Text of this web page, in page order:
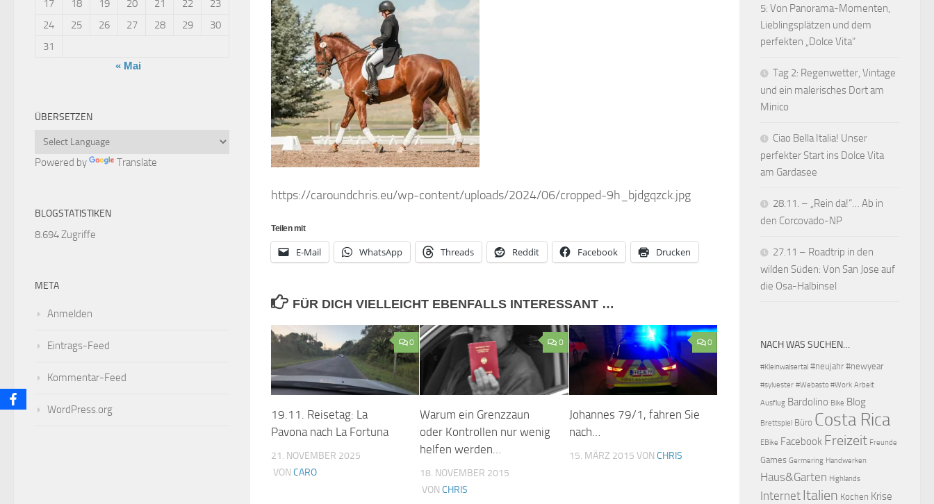
https://caroundchris.eu/wp-content/uploads/2024/06/cropped-9h_bjdgqzck.jpg
Teilen mit
E-Mail WhatsApp Threads Reddit Facebook Drucken
FÜR DICH VIELLEICHT EBENFALLS INTERESSANT …
0
19.11. Reisetag: La
Pavona nach La Fortuna
21. NOVEMBER 2025
VON CARO
0
Warum ein Grenzzaun
oder Kontrollen nur wenig
helfen werden…
18. NOVEMBER 2015
VONCHRIS
0
Johannes 79/1, fahren Sie
nach…
15. MÄRZ 2015 VON CHRIS
17
18 19 20 21 22
23
24
25 26 27 28 29
30
31
« Mai
ÜBERSETZEN
Powered by Translate
BLOGSTATISTIKEN
8.694 Zugriffe
META
Anmelden
Eintrags-Feed
Kommentar-Feed
WordPress.org
5: Von Panorama-Momenten,
Lieblingsplätzen und dem
perfekten „Dolce Vita“
Tag 2: Regenwetter, Vintage
und ein malerisches Dort am
Minico
Ciao Bella Italia! Unser
perfekter Start ins Dolce Vita
am Gardasee
28.11. – „Rein da!“… Ab in
den Corcovado-NP
27.11 – Roadtrip in den
wilden Süden: Von San Jose auf
die Osa-Halbinsel
NACH WAS SUCHEN…
#Kleinwalsertal #neujahr #newyear
#sylvester #Webasto #Work Arbeit
Ausflug Bardolino Bike Blog
Brettspiel Büro Costa Rica
EBike Facebook Freizeit Freunde
Games Germering Handwerken
Haus&Garten Highlands
Internet Italien Kochen Krise